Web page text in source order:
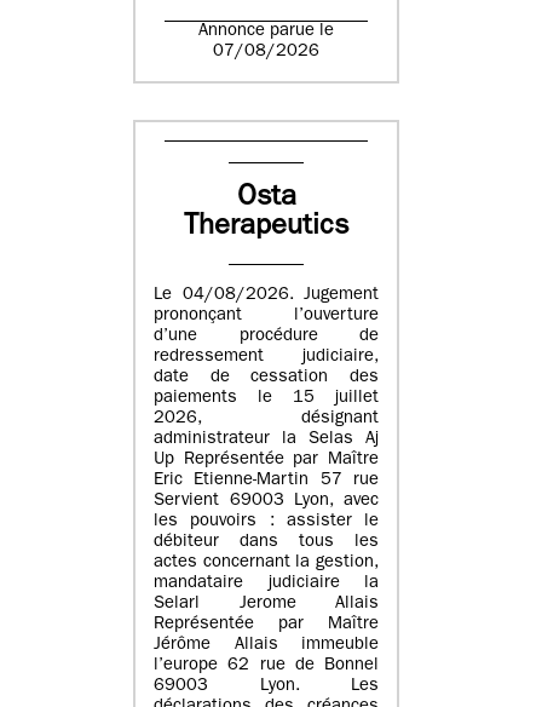
Annonce parue le
07/08/2026
Osta
Therapeutics
Le 04/08/2026. Jugement
prononçant l’ouverture
d’une procédure de
redressement judiciaire,
date de cessation des
paiements le 15 juillet
2026, désignant
administrateur la Selas Aj
Up Représentée par Maître
Eric Etienne-Martin 57 rue
Servient 69003 Lyon, avec
les pouvoirs : assister le
débiteur dans tous les
actes concernant la gestion,
mandataire judiciaire la
Selarl Jerome Allais
Représentée par Maître
Jérôme Allais immeuble
l’europe 62 rue de Bonnel
69003 Lyon. Les